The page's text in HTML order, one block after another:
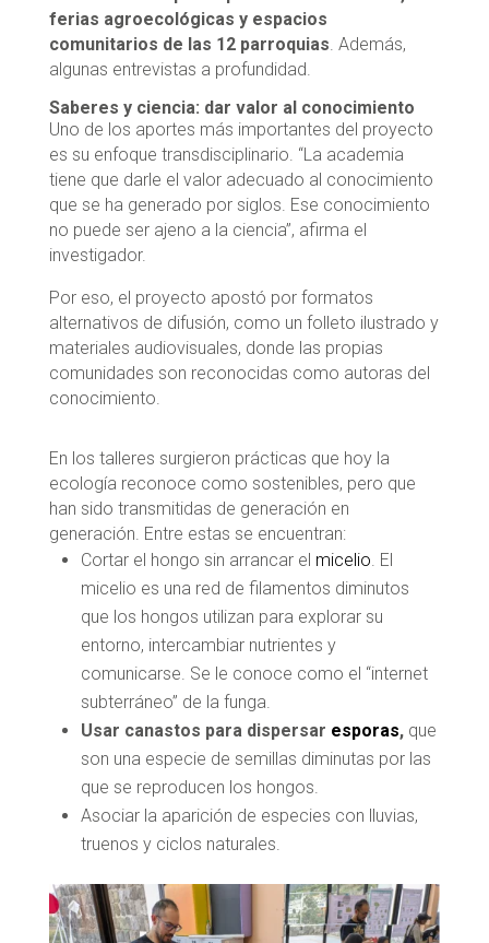
ferias agroecológicas y espacios
comunitarios de las 12 parroquias. Además,
algunas entrevistas a profundidad.
Saberes y ciencia: dar valor al conocimiento
Uno de los aportes más importantes del proyecto
es su enfoque transdisciplinario. “La academia
tiene que darle el valor adecuado al conocimiento
que se ha generado por siglos. Ese conocimiento
no puede ser ajeno a la ciencia”, afirma el
investigador.
Por eso, el proyecto apostó por formatos
alternativos de difusión, como un folleto ilustrado y
materiales audiovisuales, donde las propias
comunidades son reconocidas como autoras del
conocimiento.
En los talleres surgieron prácticas que hoy la
ecología reconoce como sostenibles, pero que
han sido transmitidas de generación en
generación. Entre estas se encuentran:
Cortar el hongo sin arrancar el micelio. El
micelio es una red de filamentos diminutos
que los hongos utilizan para explorar su
entorno, intercambiar nutrientes y
comunicarse. Se le conoce como el “internet
subterráneo” de la funga.
Usar canastos para dispersar esporas,que
son una especie de semillas diminutas por las
que se reproducen los hongos.
Asociar la aparición de especies con lluvias,
truenos y ciclos naturales.